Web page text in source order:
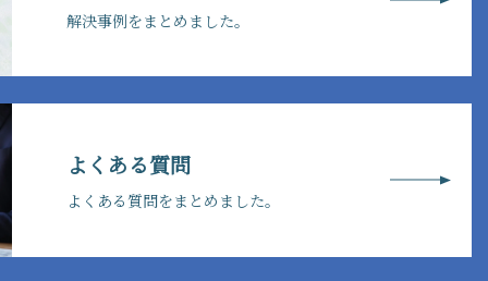
解決事例をまとめました。
よくある質問
よくある質問をまとめました。